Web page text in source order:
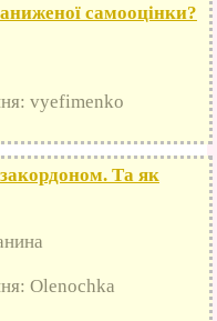
самооцінки?
vyefimenko
Та як
Olenochka